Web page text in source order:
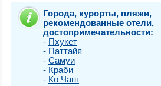
Города, курорты, пляжи,
рекомендованные отели,
достопримечательности:
- Пхукет
- Паттайя
- Самуи
- Краби
- Ко Чанг